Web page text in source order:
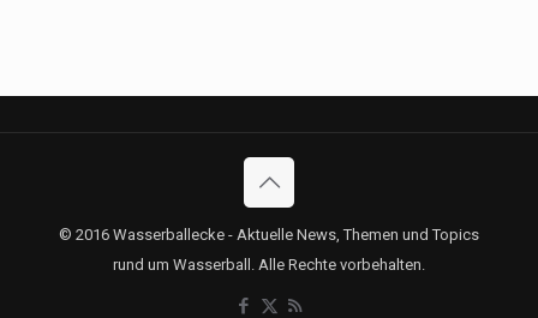
© 2016 Wasserballecke - Aktuelle News, Themen und Topics
rund um Wasserball. Alle Rechte vorbehalten.